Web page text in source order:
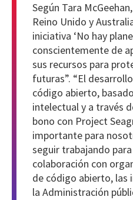
Según Tara
Reino Unido y
iniciativa ‘No hay
conscientemente de
sus recursos para
futuras”. “El
código abierto,
intelectual y a través
bono con Project
importante para
seguir trabajando
colaboración con
de código abierto, las
la Administración